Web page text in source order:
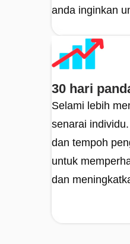
anda inginkan
30 hari
Selami lebih
senarai
dan tempoh
untuk
dan